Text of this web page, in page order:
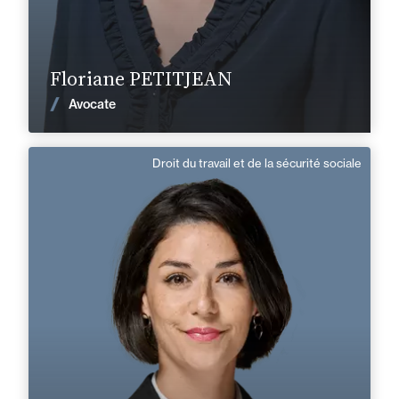
Floriane PETITJEAN
Avocate
Droit du travail et de la sécurité sociale
Adele de Oliveira
Langue(s) parlé(es) :
Français
Domaine d’expertises :
Droit du travail et de la sécurité sociale
+33 3 81 47 29 50
adele.de-oliveira@fidal.com